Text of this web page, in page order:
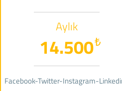
Aylık
₺
14.500
Facebook-Twitter-Instagram-